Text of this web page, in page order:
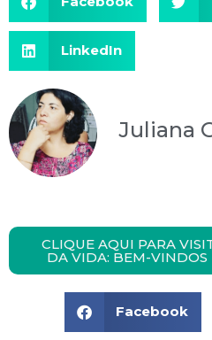
LinkedIn
Juliana
CLIQUE AQUI PARA
DA VIDA: BEM-
Facebook